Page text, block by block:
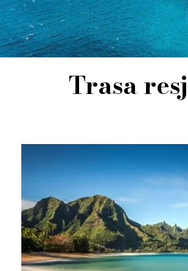
Trasa